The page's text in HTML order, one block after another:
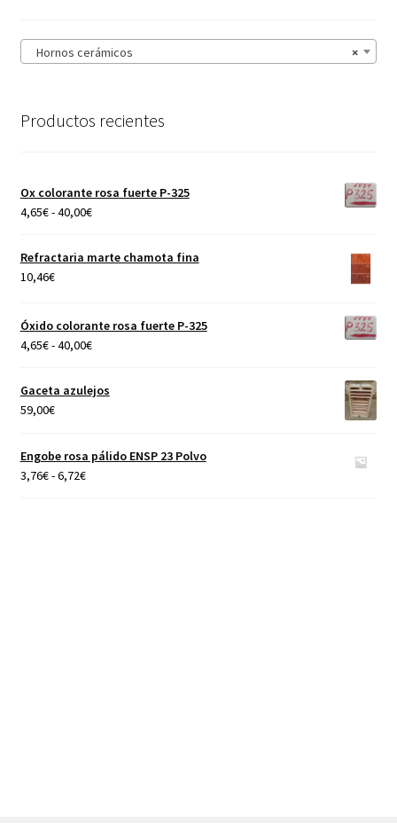
×
Hornos cerámicos
Productos recientes
Ox colorante rosa fuerte P-325
4,65€-40,00€Rango
precios:
40,00€
Refractaria marte chamota fina
10,46€
Óxido colorante rosa fuerte P-325
4,65€-40,00€Rango
precios:
desde
40,00€
Gaceta azulejos
59,00€
Engobe rosa pálido ENSP 23 Polvo
3,76€-6,72€Rango